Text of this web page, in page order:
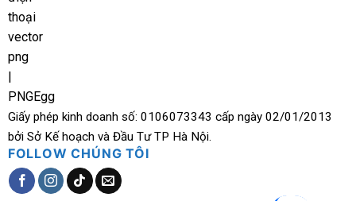
Giấy phép kinh doanh số: 0106073343 cấp ngày 02/01/2013
bởi Sở Kế hoạch và Đầu Tư TP Hà Nội.
FOLLOW CHÚNG TÔI